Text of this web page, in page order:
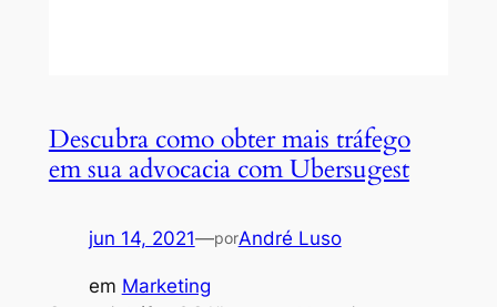
Descubra como obter mais tráfego
em sua advocacia com Ubersugest
jun 14, 2021—porAndré Luso
em Marketing